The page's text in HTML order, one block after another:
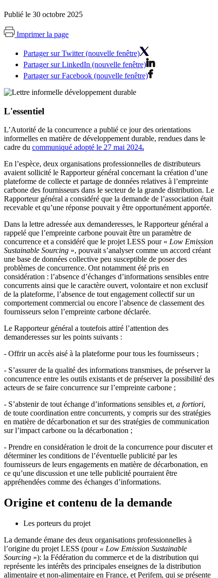
Publié le 30 octobre 2025
Imprimer la page
Partager sur Twitter (nouvelle fenêtre)
Partager sur LinkedIn (nouvelle fenêtre)
Partager sur Facebook (nouvelle fenêtre)
L'essentiel
L’Autorité de la concurrence a publié ce jour des orientations
informelles en matière de développement durable, rendues dans le
cadre du communiqué adopté le 27 mai 2024.
En l’espèce, deux organisations professionnelles de distributeurs
avaient sollicité le Rapporteur général concernant la création d’une
plateforme de collecte et partage de données relatives à l’empreinte
carbone des fournisseurs dans le secteur de la grande distribution. Le
Rapporteur général a considéré que la demande de l’association était
recevable et qu’une réponse pouvait y être opportunément apportée.
Dans la lettre adressée aux demanderesses, le Rapporteur général a
rappelé que l’empreinte carbone pouvait être un paramètre de
concurrence et a considéré que le projet LESS pour « Low Emission
Sustainable Sourcing », pouvait s’analyser comme un accord créant
une base de données collective peu susceptible de poser des
problèmes de concurrence. Ont notamment été pris en
considération : l’absence d’échanges d’informations sensibles entre
concurrents ainsi que le caractère ouvert, volontaire et non exclusif
de la plateforme, l’absence de tout engagement collectif sur un
comportement commercial ou encore l’absence de classement des
fournisseurs selon l’empreinte carbone déclarée.
Le Rapporteur général a toutefois attiré l’attention des
demanderesses sur les points suivants :
- Offrir un accès aisé à la plateforme pour tous les fournisseurs ;
- S’assurer de la qualité des informations transmises, de préserver la
concurrence entre les outils existants et de préserver la possibilité des
acteurs de se faire concurrence sur l’empreinte carbone ;
- S’abstenir de tout échange d’informations sensibles et, a fortiori,
de toute coordination entre concurrents, y compris sur des stratégies
en matière de décarbonation et sur des stratégies de communication
sur l’impact carbone ou la décarbonation ;
- Prendre en considération le droit de la concurrence pour discuter et
déterminer les conditions de l’éventuelle publicité par les
fournisseurs de leurs engagements en matière de décarbonation, en
ce qu’une discussion et une telle publicité pourraient être
appréhendées comme des échanges d’informations.
Origine et contenu de la demande
Les porteurs du projet
La demande émane des deux organisations professionnelles à
l’origine du projet LESS (pour « Low Emission Sustainable
Sourcing »): la Fédération du commerce et de la distribution qui
représente les intérêts des principales enseignes de la distribution
alimentaire et non-alimentaire en France, et Perifem, qui se présente